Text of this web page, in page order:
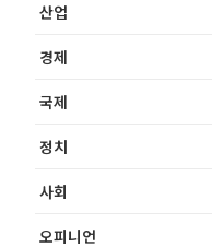
산업
경제
국제
정치
사회
오피니언